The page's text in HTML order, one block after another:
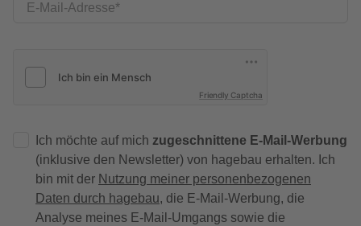
E-Mail-Adresse
Friendly Captcha
Ich möchte auf mich zugeschnittene E-Mail-Werbung
(inklusive den Newsletter) von hagebau erhalten. Ich
bin mit der Nutzung meiner personenbezogenen
Daten durch hagebau, die E-Mail-Werbung, die
Analyse meines E-Mail-Umgangs sowie die